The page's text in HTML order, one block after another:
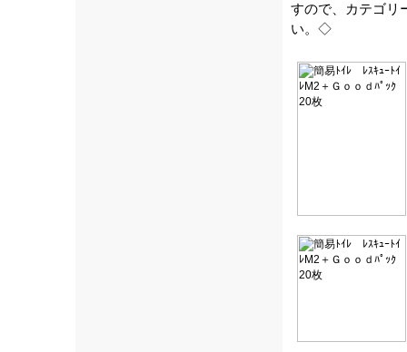
すので、カテゴリ
い。◇